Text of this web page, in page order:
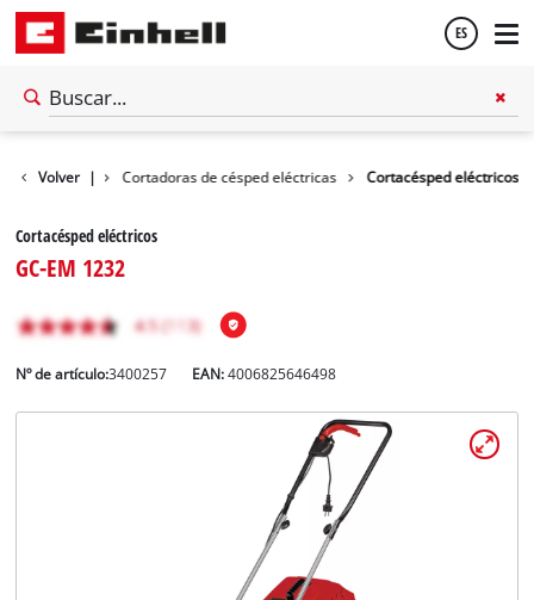
ES
Volver |
Cortacésped Cortadoras de césped eléctricas Cortacésped eléctricos
Cortacésped eléctricos
GC-EM 1232
Nº de artículo:3400257 EAN:4006825646498